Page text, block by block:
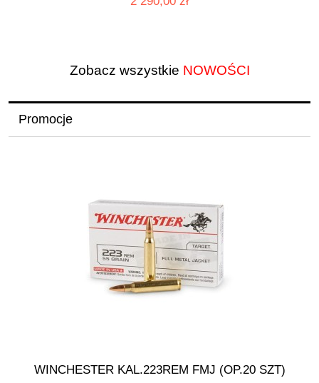
Zobacz wszystkie NOWOŚCI
Promocje
WINCHESTER KAL.223REM FMJ (OP.20 SZT)